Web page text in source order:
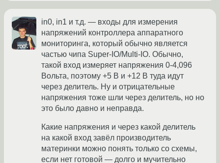
in0, in1 и т.д. — входы для измерения
напряжений контроллера аппаратного
мониторинга, который обычно является
частью чипа Super-IO/Multi-IO. Обычно,
такой вход измеряет напряжения 0-4,096
Вольта, поэтому +5 В и +12 В туда идут
через делитель. Ну и отрицательные
напряжения тоже шли через делитель, но но
это было давно и неправда.
Какие напряжения и через какой делитель
на какой вход завёл производитель
материнки можно понять только со схемы,
если нет готовой — долго и мучительно